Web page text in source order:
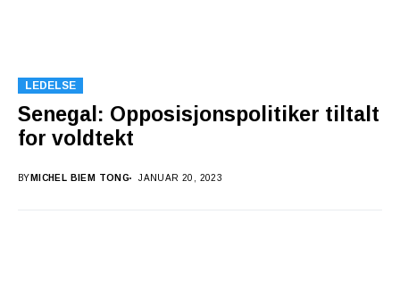
LEDELSE
Senegal: Opposisjonspolitiker tiltalt
for voldtekt
BY MICHEL BIEM TONG JANUAR 20, 2023